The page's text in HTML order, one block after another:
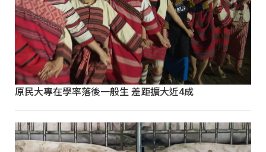
原民大專在學率落後一般生 差距擴大近4成